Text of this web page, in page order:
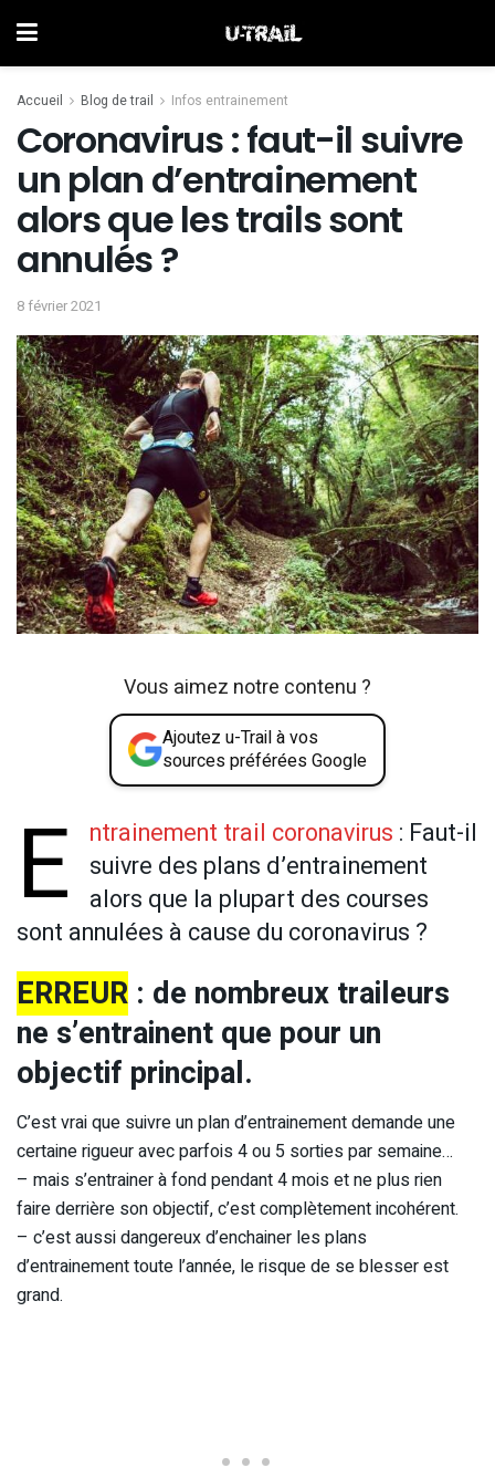
Accueil Blog de trail Infos entrainement
Coronavirus : faut-il suivre
un plan d’entrainement
alors que les trails sont
annulés ?
8 février 2021
Vous aimez notre contenu ?
Ajoutez u-Trail à vos
sources préférées Google
E ntrainement trail coronavirus : Faut-il
suivre des plans d’entrainement
alors que la plupart des courses
sont annulées à cause du coronavirus ?
ERREUR : de nombreux traileurs
ne s’entrainent que pour un
objectif principal.
C’est vrai que suivre un plan d’entrainement demande une
certaine rigueur avec parfois 4 ou 5 sorties par semaine…
– mais s’entrainer à fond pendant 4 mois et ne plus rien
faire derrière son objectif, c’est complètement incohérent.
– c’est aussi dangereux d’enchainer les plans
d’entrainement toute l’année, le risque de se blesser est
grand.